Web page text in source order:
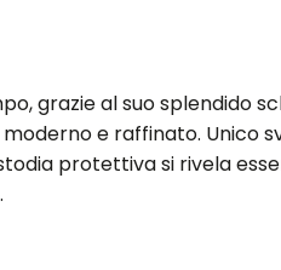
grazie al suo
e raffinato. Unico
protettiva si rivela